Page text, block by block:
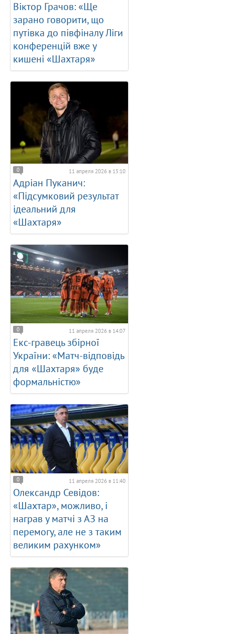
Віктор Грачов: «Ще
зарано говорити, що
путівка до півфіналу Ліги
конференцій вже у
кишені «Шахтаря»
0 11 апреля 2026 в 15:10
Адріан Пуканич:
«Підсумковий результат
ідеальний для
«Шахтаря»
0 11 апреля 2026 в 14:07
Екс-гравець збірної
України: «Матч-відповідь
для «Шахтаря» буде
формальністю»
0 11 апреля 2026 в 11:40
Олександр Севідов:
«Шахтар», можливо, і
награв у матчі з АЗ на
перемогу, але не з таким
великим рахунком»